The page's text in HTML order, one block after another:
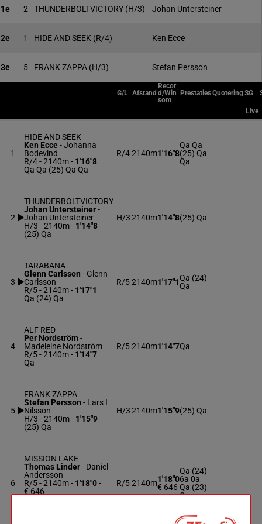
1e 2 THUNDERBOLTVICTORY (H/3) Johan Untersteiner
2e 1 HIDE AND SEEK (R/4) Ken Ecce
3e 5 FRANK ZAPPA (H/3) Stefan Persson
G/L Afstand
Recor
d/Win
som
PrestatiesQuoteringSG
Live
1
HIDE AND SEEK
Ken Ecce-Johanna
Bodevind
R/4 - 2140m- 1'16"8
Qa Qa (25) Qa Qa
R/42140m1'16"8
Qa Qa
(25) Qa
Qa
2
THUNDERBOLTVICTORY
Johan Untersteiner-
Johan Untersteiner
H/3 - 2140m- 1'14"8
(25) Qa
H/32140m1'14"8(25) Qa
3
TARABANA
Glenn Carlsson - Glenn
Carlsson
R/5 - 2140m- 1'17"1
Qa (24) Qa
R/52140m1'17"1Qa (24)
Qa
4
ALF RED
Per Nordström-
Madeleine Nordström
R/5 - 2140m- 1'14"7
Qa
R/52140m1'14"7Qa
5
FRANK ZAPPA
Stefan Persson - Lars I
Nilsson
H/3 - 2140m- 1'15"9
(25) Qa
H/32140m1'15"9(25) Qa
6
MISSION LAKE
Thomas Linder- Daniel
Andersson
R/5 - 2140m- 1'18"0-
€ 646
R/52140m1'18"0
€ 646
Qa (24)
6a 0a
Qa (23)
Qa